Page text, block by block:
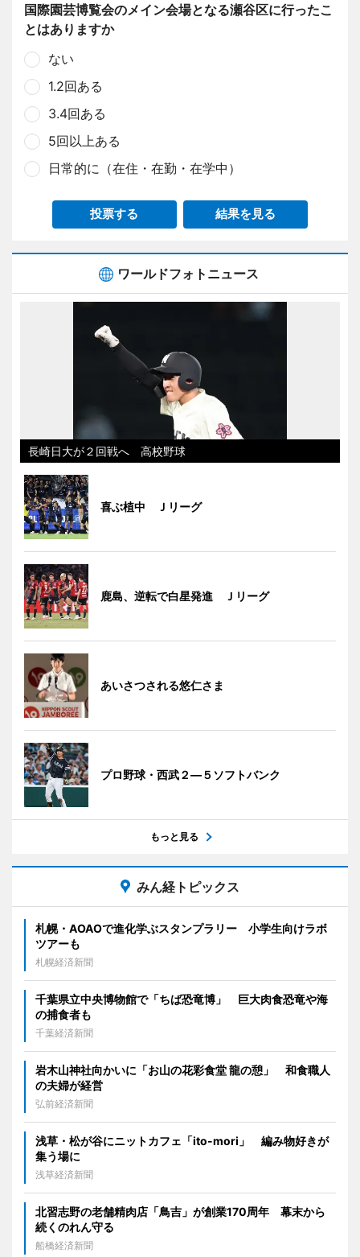
国際園芸博覧会のメイン会場となる瀬谷区に行ったこ
とはありますか
ない
1.2回ある
3.4回ある
5回以上ある
日常的に（在住・在勤・在学中）
投票する 結果を見る
ワールドフォトニュース
長崎日大が２回戦へ 高校野球
喜ぶ植中 Ｊリーグ
鹿島、逆転で白星発進 Ｊリーグ
あいさつされる悠仁さま
プロ野球・西武２―５ソフトバンク
もっと見る
みん経トピックス
札幌・AOAOで進化学ぶスタンプラリー 小学生向けラボ
ツアーも
札幌経済新聞
千葉県立中央博物館で「ちば恐竜博」 巨大肉食恐竜や海
の捕食者も
千葉経済新聞
岩木山神社向かいに「お山の花彩食堂 龍の憩」 和食職人
の夫婦が経営
弘前経済新聞
浅草・松が谷にニットカフェ「ito-mori」 編み物好きが
集う場に
浅草経済新聞
北習志野の老舗精肉店「鳥吉」が創業170周年 幕末から
続くのれん守る
船橋経済新聞